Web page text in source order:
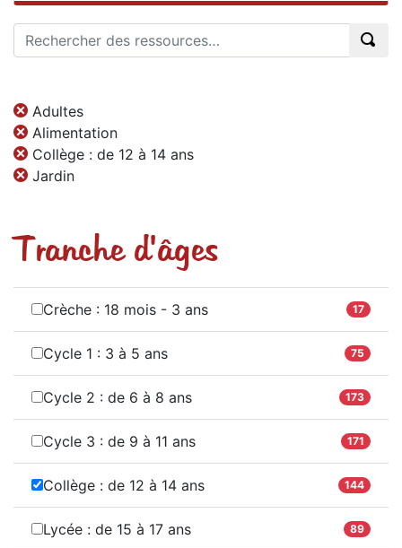
Adultes
Alimentation
Collège : de 12 à 14 ans
Jardin
Tranche d'âges
Crèche : 18 mois - 3 ans 17
Cycle 1 : 3 à 5 ans 75
Cycle 2 : de 6 à 8 ans 173
Cycle 3 : de 9 à 11 ans 171
Collège : de 12 à 14 ans 144
Lycée : de 15 à 17 ans 89